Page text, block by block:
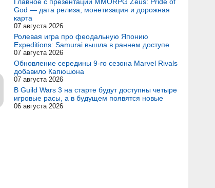
God — дата релиза, монетизация и дорожная
карта
07 августа 2026
Ролевая игра про феодальную Японию
Expeditions: Samurai вышла в раннем доступе
07 августа 2026
Обновление середины 9-го сезона Marvel Rivals
добавило Капюшона
07 августа 2026
В Guild Wars 3 на старте будут доступны четыре
игровые расы, а в будущем появятся новые
06 августа 2026